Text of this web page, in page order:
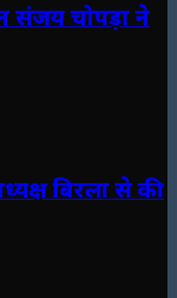
संजय चोपड़ा ने
बिरला से की